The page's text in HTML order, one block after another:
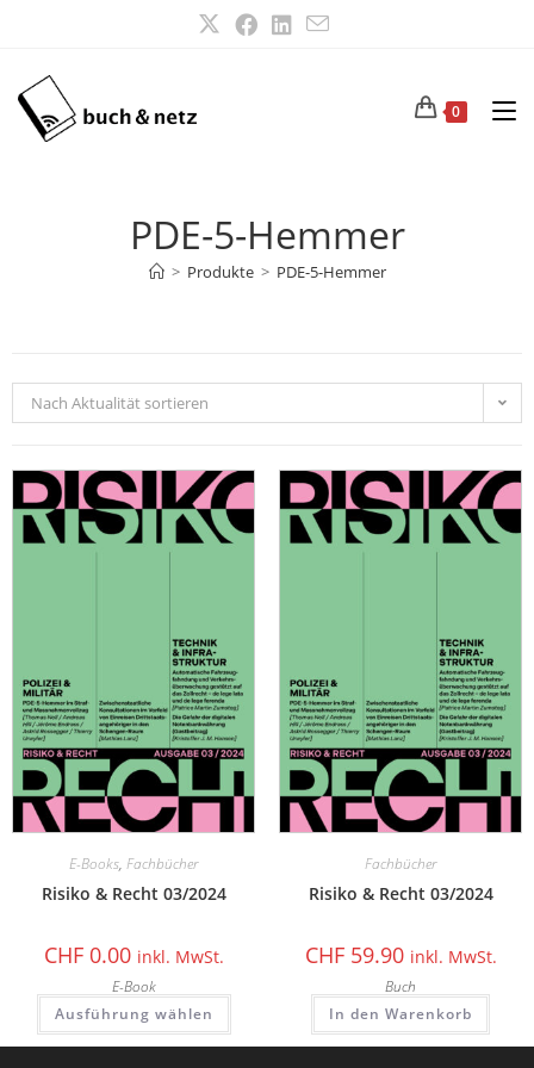
0
PDE-5-Hemmer
> Produkte > PDE-5-Hemmer
Nach Aktualität sortieren
E-Books, Fachbücher
Risiko & Recht 03/2024
CHF0.00 inkl. MwSt.
E-Book
Ausführung wählen
Fachbücher
Risiko & Recht 03/2024
CHF59.90 inkl. MwSt.
Buch
In den Warenkorb